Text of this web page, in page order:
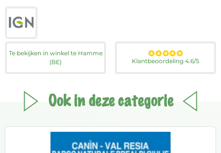
Te bekijken in winkel te Hamme
(BE)
Klantbeoordeling 4.6/5
Ook in deze categorie